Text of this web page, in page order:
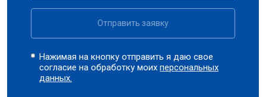
Отправить заявку
Нажимая на кнопку отправить я даю свое
согласие на обработку моихперсональных
данных.